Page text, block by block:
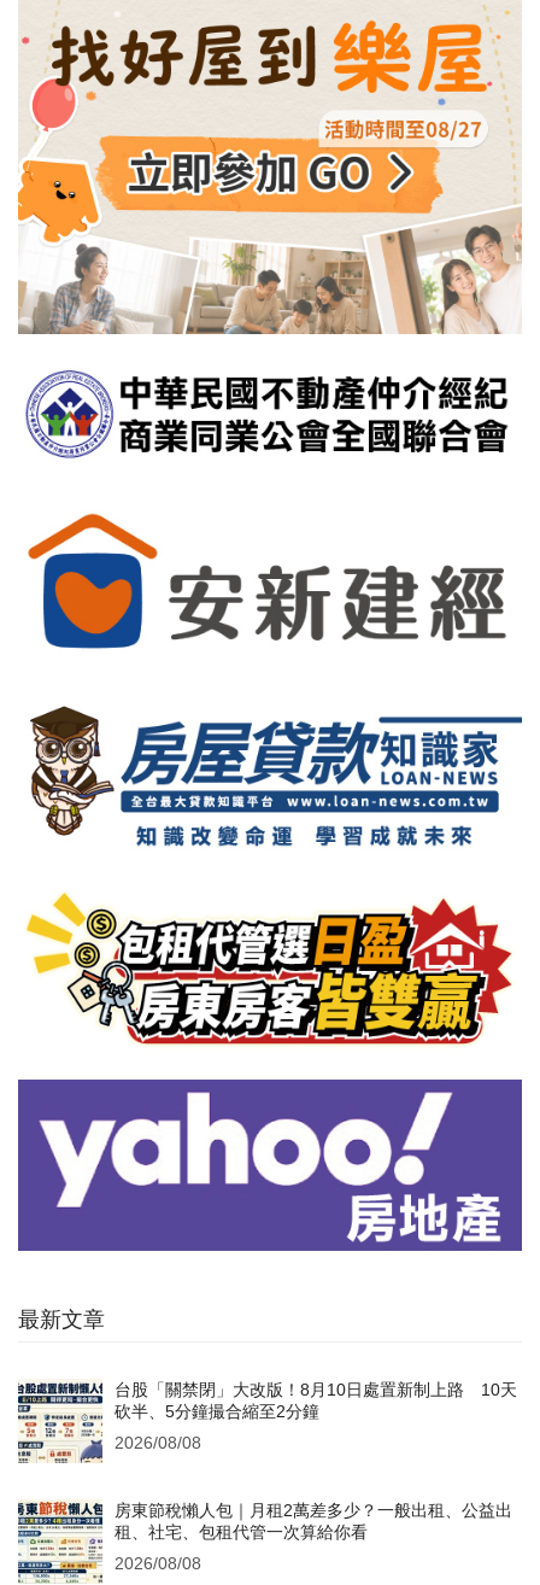
最新文章
台股「關禁閉」大改版！8月10日處置新制上路 10天
砍半、5分鐘撮合縮至2分鐘
2026/08/08
房東節稅懶人包｜月租2萬差多少？一般出租、公益出
租、社宅、包租代管一次算給你看
2026/08/08